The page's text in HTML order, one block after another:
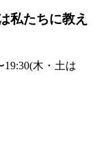
私たちに教え
19:30(木・土は